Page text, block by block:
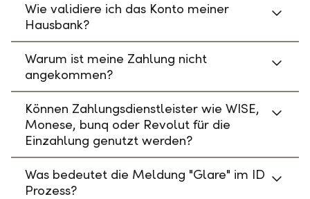
Wie validiere ich das Konto meiner
Hausbank?
Warum ist meine Zahlung nicht
angekommen?
Können Zahlungsdienstleister wie WISE,
Monese, bunq oder Revolut für die
Einzahlung genutzt werden?
Was bedeutet die Meldung "Glare" im ID
Prozess?